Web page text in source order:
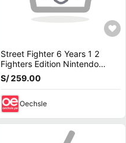
Street Fighter 6 Years 1 2
Fighters Edition Nintendo
Switch 2
S/ 259.00
Oechsle